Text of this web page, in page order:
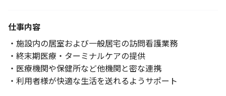
仕事内容
・施設内の居室および一般居宅の訪問看護業務
・終末期医療・ターミナルケアの提供
・医療機関や保健所など他機関と密な連携
・利用者様が快適な生活を送れるようサポート